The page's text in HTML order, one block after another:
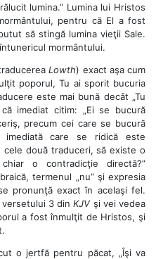
lumina.” Lumina lui Hristos
pentru că El a fost
să stingă lumina vieţii Sale.
mormântului.
Lowth) exact aşa cum
poporul, Tu ai sporit bucuria
este mai bună decât „Tu
imediat citim: „Ei se bucură
precum cei care se bucură
imediată care se ridică este
cele două traduceri, să existe o
o contradicţie directă?”
termenul „nu” şi expresia
pronunţă exact în acelaşi fel.
versetului 3 dinKJVşi vei vedea
a fost înmulţit de Hristos, şi
o jertfă pentru păcat, „Îşi va